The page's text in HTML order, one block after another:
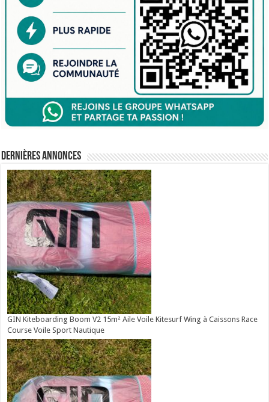
Dernières annonces
GIN Kiteboarding Boom V2 15m² Aile Voile Kitesurf Wing à Caissons Race
Course Voile Sport Nautique